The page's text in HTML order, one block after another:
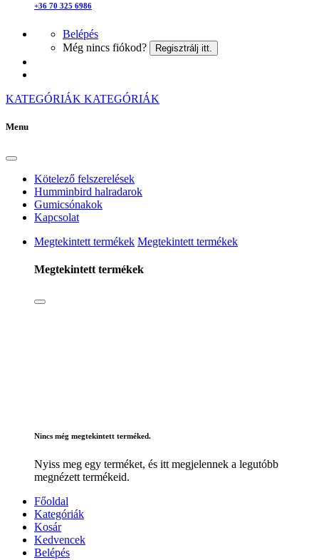
+36 70 325 6986
Belépés
Még nincs fiókod?
Regisztrálj itt.
KATEGÓRIÁK KATEGÓRIÁK
Menu
Kötelező felszerelések
Humminbird halradarok
Gumicsónakok
Kapcsolat
Megtekintett termékek Megtekintett termékek
Megtekintett termékek
Nincs még megtekintett terméked.
Nyiss meg egy terméket, és itt megjelennek a legutóbb
megnézett termékeid.
Főoldal
Kategóriák
Kosár
Kedvencek
Belépés